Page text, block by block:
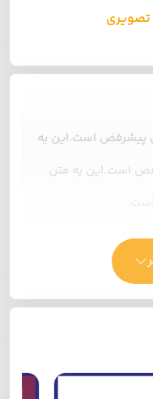
تصویری
پیشرفض است.این یه
است.این یه متن